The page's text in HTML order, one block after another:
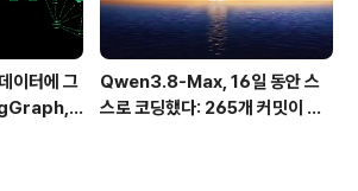
이터에 그
Qwen3.8-Max, 16일 동안 스
스로 코딩했다: 265개 커밋이 보